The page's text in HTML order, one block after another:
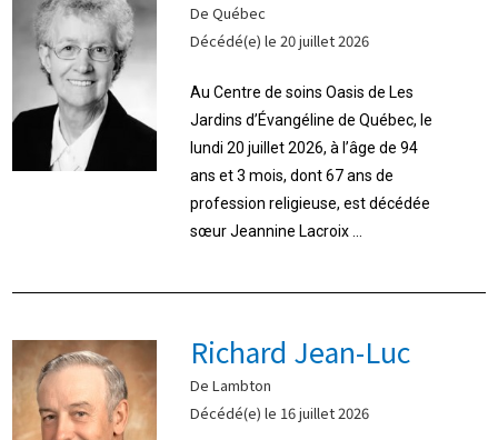
De Québec
Décédé(e) le 20 juillet 2026
Au Centre de soins Oasis de Les
Jardins d’Évangéline de Québec, le
lundi 20 juillet 2026, à l’âge de 94
ans et 3 mois, dont 67 ans de
profession religieuse, est décédée
sœur Jeannine Lacroix ...
Richard Jean-Luc
De Lambton
Décédé(e) le 16 juillet 2026